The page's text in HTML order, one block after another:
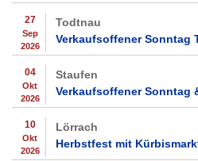
27
Sep
2026
Todtnau
Verkaufsoffener Sonntag
04
Okt
2026
Staufen
Verkaufsoffener Sonntag
10
Okt
2026
Lörrach
Herbstfest mit